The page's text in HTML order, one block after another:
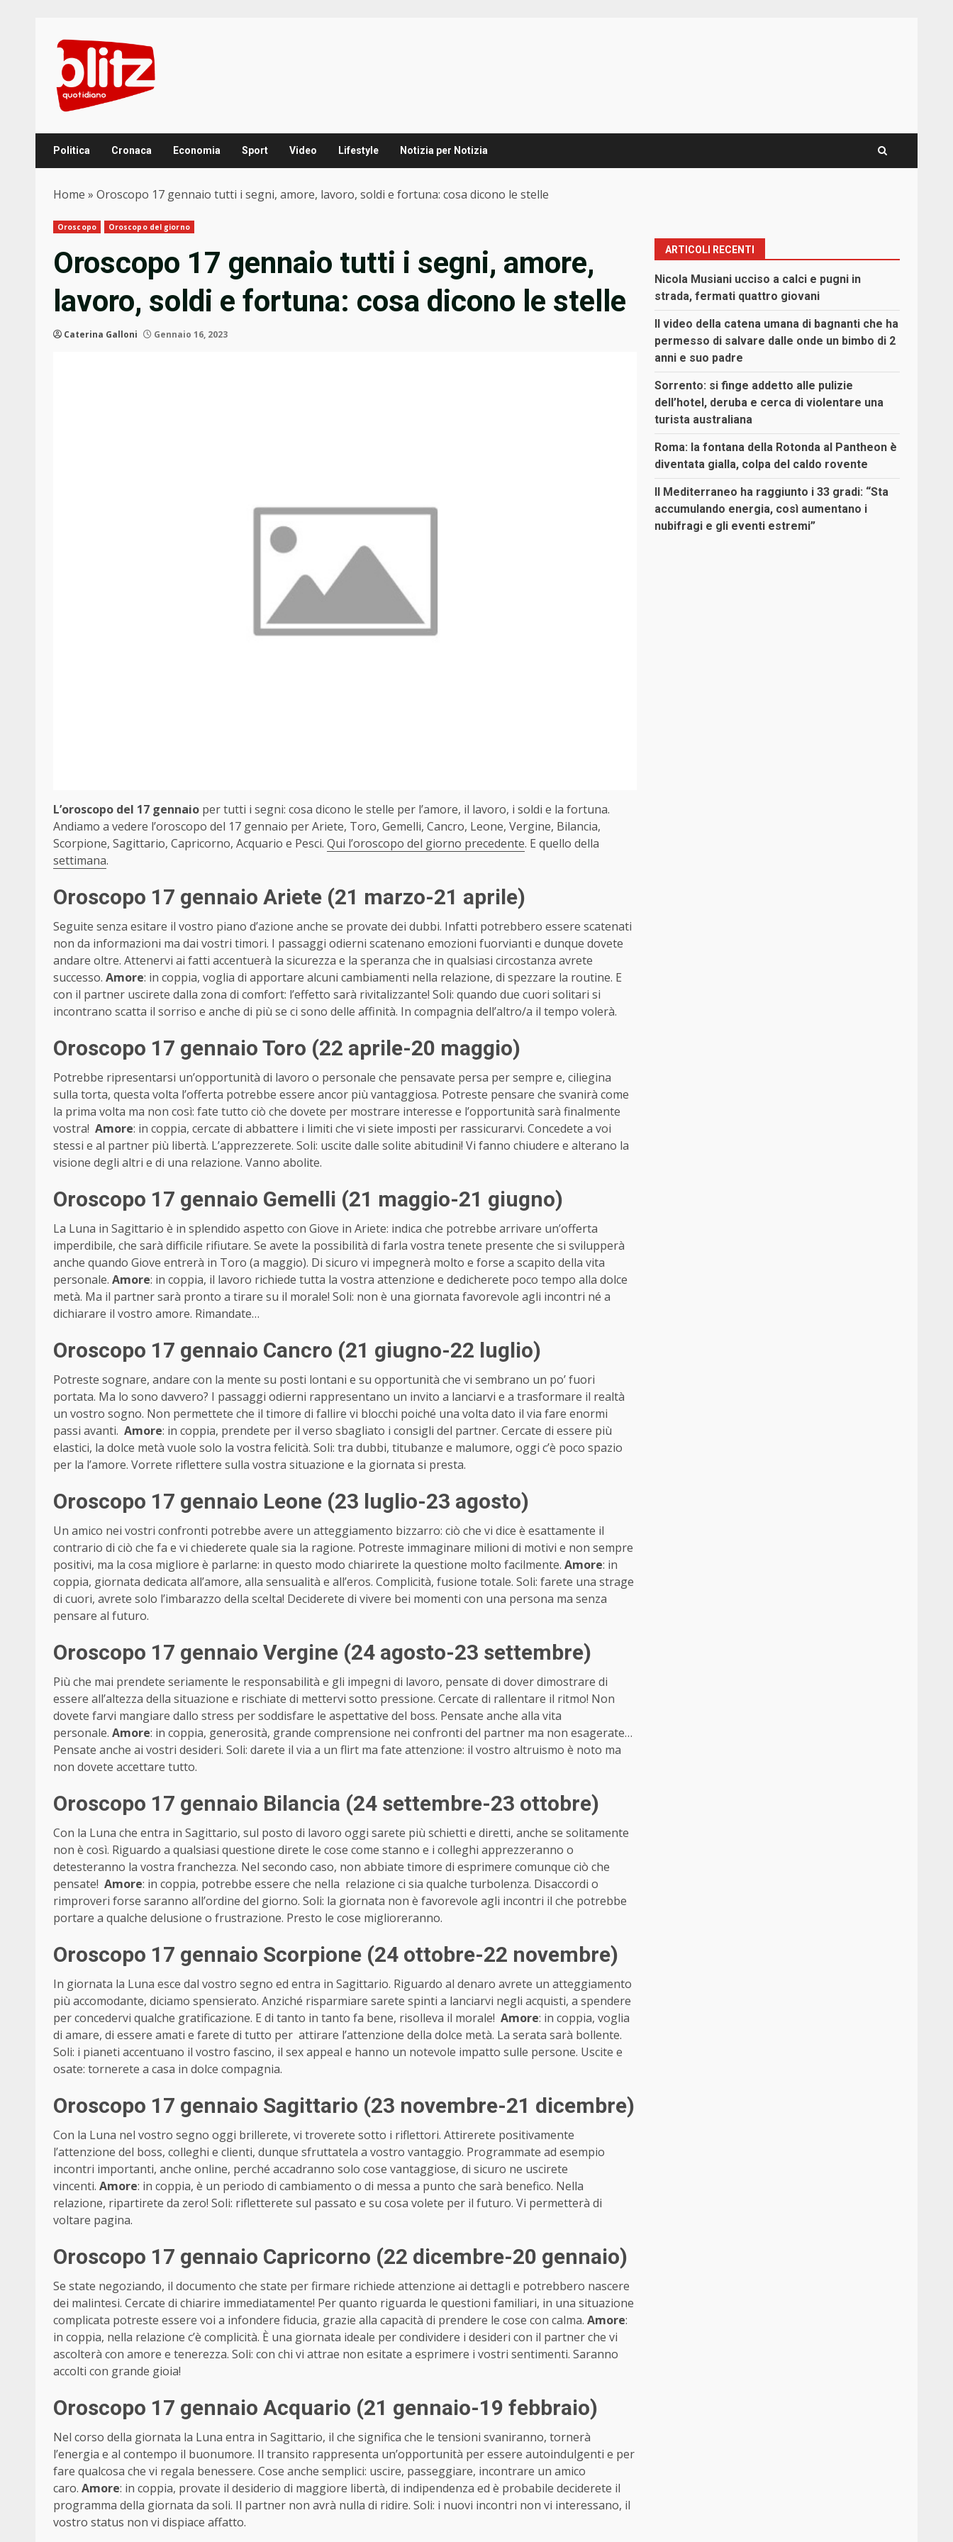
content
Politica Cronaca Economia Sport Video Lifestyle Notizia per Notizia
Home » Oroscopo 17 gennaio tutti i segni, amore, lavoro, soldi e fortuna: cosa dicono le stelle
Oroscopo Oroscopo del giorno
Oroscopo 17 gennaio tutti i segni, amore,
lavoro, soldi e fortuna: cosa dicono le stelle
Caterina Galloni Gennaio 16, 2023
L’oroscopo del 17 gennaio per tutti i segni: cosa dicono le stelle per l’amore, il lavoro, i soldi e la fortuna.
Andiamo a vedere l’oroscopo del 17 gennaio per Ariete, Toro, Gemelli, Cancro, Leone, Vergine, Bilancia,
Scorpione, Sagittario, Capricorno, Acquario e Pesci. Qui l’oroscopo del giorno precedente. E quello della
settimana.
Oroscopo 17 gennaio Ariete (21 marzo-21 aprile)
Seguite senza esitare il vostro piano d’azione anche se provate dei dubbi. Infatti potrebbero essere scatenati
non da informazioni ma dai vostri timori. I passaggi odierni scatenano emozioni fuorvianti e dunque dovete
andare oltre. Attenervi ai fatti accentuerà la sicurezza e la speranza che in qualsiasi circostanza avrete
successo. Amore: in coppia, voglia di apportare alcuni cambiamenti nella relazione, di spezzare la routine. E
con il partner uscirete dalla zona di comfort: l’effetto sarà rivitalizzante! Soli: quando due cuori solitari si
incontrano scatta il sorriso e anche di più se ci sono delle affinità. In compagnia dell’altro/a il tempo volerà.
Oroscopo 17 gennaio Toro (22 aprile-20 maggio)
Potrebbe ripresentarsi un’opportunità di lavoro o personale che pensavate persa per sempre e, ciliegina
sulla torta, questa volta l’offerta potrebbe essere ancor più vantaggiosa. Potreste pensare che svanirà come
la prima volta ma non così: fate tutto ciò che dovete per mostrare interesse e l’opportunità sarà finalmente
vostra! Amore: in coppia, cercate di abbattere i limiti che vi siete imposti per rassicurarvi. Concedete a voi
stessi e al partner più libertà. L’apprezzerete. Soli: uscite dalle solite abitudini! Vi fanno chiudere e alterano la
visione degli altri e di una relazione. Vanno abolite.
Oroscopo 17 gennaio Gemelli (21 maggio-21 giugno)
La Luna in Sagittario è in splendido aspetto con Giove in Ariete: indica che potrebbe arrivare un’offerta
imperdibile, che sarà difficile rifiutare. Se avete la possibilità di farla vostra tenete presente che si svilupperà
anche quando Giove entrerà in Toro (a maggio). Di sicuro vi impegnerà molto e forse a scapito della vita
personale. Amore: in coppia, il lavoro richiede tutta la vostra attenzione e dedicherete poco tempo alla dolce
metà. Ma il partner sarà pronto a tirare su il morale! Soli: non è una giornata favorevole agli incontri né a
dichiarare il vostro amore. Rimandate…
Oroscopo 17 gennaio Cancro (21 giugno-22 luglio)
Potreste sognare, andare con la mente su posti lontani e su opportunità che vi sembrano un po’ fuori
portata. Ma lo sono davvero? I passaggi odierni rappresentano un invito a lanciarvi e a trasformare il realtà
un vostro sogno. Non permettete che il timore di fallire vi blocchi poiché una volta dato il via fare enormi
passi avanti. Amore: in coppia, prendete per il verso sbagliato i consigli del partner. Cercate di essere più
elastici, la dolce metà vuole solo la vostra felicità. Soli: tra dubbi, titubanze e malumore, oggi c’è poco spazio
per la l’amore. Vorrete riflettere sulla vostra situazione e la giornata si presta.
Oroscopo 17 gennaio Leone (23 luglio-23 agosto)
Un amico nei vostri confronti potrebbe avere un atteggiamento bizzarro: ciò che vi dice è esattamente il
contrario di ciò che fa e vi chiederete quale sia la ragione. Potreste immaginare milioni di motivi e non sempre
positivi, ma la cosa migliore è parlarne: in questo modo chiarirete la questione molto facilmente. Amore: in
coppia, giornata dedicata all’amore, alla sensualità e all’eros. Complicità, fusione totale. Soli: farete una strage
di cuori, avrete solo l’imbarazzo della scelta! Deciderete di vivere bei momenti con una persona ma senza
pensare al futuro.
Oroscopo 17 gennaio Vergine (24 agosto-23 settembre)
Più che mai prendete seriamente le responsabilità e gli impegni di lavoro, pensate di dover dimostrare di
essere all’altezza della situazione e rischiate di mettervi sotto pressione. Cercate di rallentare il ritmo! Non
dovete farvi mangiare dallo stress per soddisfare le aspettative del boss. Pensate anche alla vita
personale. Amore: in coppia, generosità, grande comprensione nei confronti del partner ma non esagerate…
Pensate anche ai vostri desideri. Soli: darete il via a un flirt ma fate attenzione: il vostro altruismo è noto ma
non dovete accettare tutto.
Oroscopo 17 gennaio Bilancia (24 settembre-23 ottobre)
Con la Luna che entra in Sagittario, sul posto di lavoro oggi sarete più schietti e diretti, anche se solitamente
non è così. Riguardo a qualsiasi questione direte le cose come stanno e i colleghi apprezzeranno o
detesteranno la vostra franchezza. Nel secondo caso, non abbiate timore di esprimere comunque ciò che
pensate! Amore: in coppia, potrebbe essere che nella relazione ci sia qualche turbolenza. Disaccordi o
rimproveri forse saranno all’ordine del giorno. Soli: la giornata non è favorevole agli incontri il che potrebbe
portare a qualche delusione o frustrazione. Presto le cose miglioreranno.
Oroscopo 17 gennaio Scorpione (24 ottobre-22 novembre)
In giornata la Luna esce dal vostro segno ed entra in Sagittario. Riguardo al denaro avrete un atteggiamento
più accomodante, diciamo spensierato. Anziché risparmiare sarete spinti a lanciarvi negli acquisti, a spendere
per concedervi qualche gratificazione. E di tanto in tanto fa bene, risolleva il morale! Amore: in coppia, voglia
di amare, di essere amati e farete di tutto per attirare l’attenzione della dolce metà. La serata sarà bollente.
Soli: i pianeti accentuano il vostro fascino, il sex appeal e hanno un notevole impatto sulle persone. Uscite e
osate: tornerete a casa in dolce compagnia.
Oroscopo 17 gennaio Sagittario (23 novembre-21 dicembre)
Con la Luna nel vostro segno oggi brillerete, vi troverete sotto i riflettori. Attirerete positivamente
l’attenzione del boss, colleghi e clienti, dunque sfruttatela a vostro vantaggio. Programmate ad esempio
incontri importanti, anche online, perché accadranno solo cose vantaggiose, di sicuro ne uscirete
vincenti. Amore: in coppia, è un periodo di cambiamento o di messa a punto che sarà benefico. Nella
relazione, ripartirete da zero! Soli: rifletterete sul passato e su cosa volete per il futuro. Vi permetterà di
voltare pagina.
Oroscopo 17 gennaio Capricorno (22 dicembre-20 gennaio)
Se state negoziando, il documento che state per firmare richiede attenzione ai dettagli e potrebbero nascere
dei malintesi. Cercate di chiarire immediatamente! Per quanto riguarda le questioni familiari, in una situazione
complicata potreste essere voi a infondere fiducia, grazie alla capacità di prendere le cose con calma. Amore:
in coppia, nella relazione c’è complicità. È una giornata ideale per condividere i desideri con il partner che vi
ascolterà con amore e tenerezza. Soli: con chi vi attrae non esitate a esprimere i vostri sentimenti. Saranno
accolti con grande gioia!
Oroscopo 17 gennaio Acquario (21 gennaio-19 febbraio)
Nel corso della giornata la Luna entra in Sagittario, il che significa che le tensioni svaniranno, tornerà
l’energia e al contempo il buonumore. Il transito rappresenta un’opportunità per essere autoindulgenti e per
fare qualcosa che vi regala benessere. Cose anche semplici: uscire, passeggiare, incontrare un amico
caro. Amore: in coppia, provate il desiderio di maggiore libertà, di indipendenza ed è probabile deciderete il
programma della giornata da soli. Il partner non avrà nulla di ridire. Soli: i nuovi incontri non vi interessano, il
vostro status non vi dispiace affatto.
ARTICOLI RECENTI
Nicola Musiani ucciso a calci e pugni in
strada, fermati quattro giovani
Il video della catena umana di bagnanti che ha
permesso di salvare dalle onde un bimbo di 2
anni e suo padre
Sorrento: si finge addetto alle pulizie
dell’hotel, deruba e cerca di violentare una
turista australiana
Roma: la fontana della Rotonda al Pantheon è
diventata gialla, colpa del caldo rovente
Il Mediterraneo ha raggiunto i 33 gradi: “Sta
accumulando energia, così aumentano i
nubifragi e gli eventi estremi”